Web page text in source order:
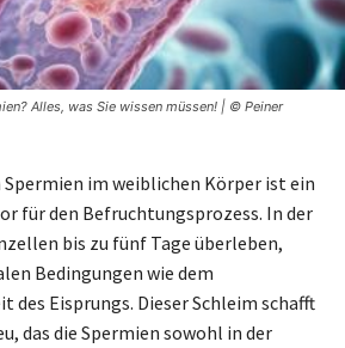
Alles, was Sie wissen müssen! | © Peiner
Spermien im weiblichen Körper ist ein
für den Befruchtungsprozess. In der
bis zu fünf Tage überleben,
Bedingungen wie dem
des Eisprungs. Dieser Schleim schafft
das die Spermien sowohl in der